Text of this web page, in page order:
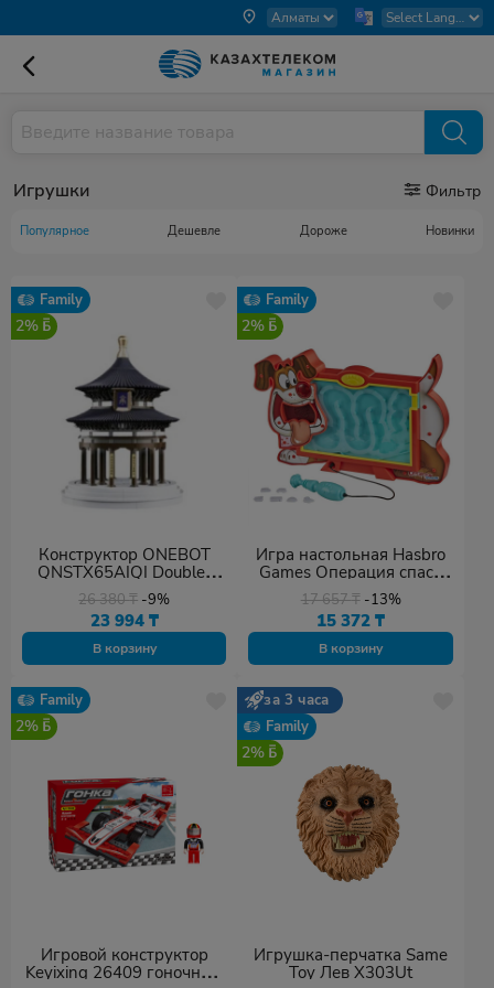
Игрушки Фильтр
Популярное Дешевле Дороже Новинки
Family
2%
Конструктор ONEBOT
QNSTX65AIQI Double-
Eave Pavilion 358+
26 380₸ -9%
23 994 ₸
В корзину
Family
2%
Игра настольная Hasbro
Games Операция спаси
щенка
17 657₸ -13%
15 372₸
В корзину
Family
2%
Игровой конструктор
Keyixing 26409 гоночный
за 3 часа
Family
2%
Игрушка-перчатка Same
Toy Лев X303Ut